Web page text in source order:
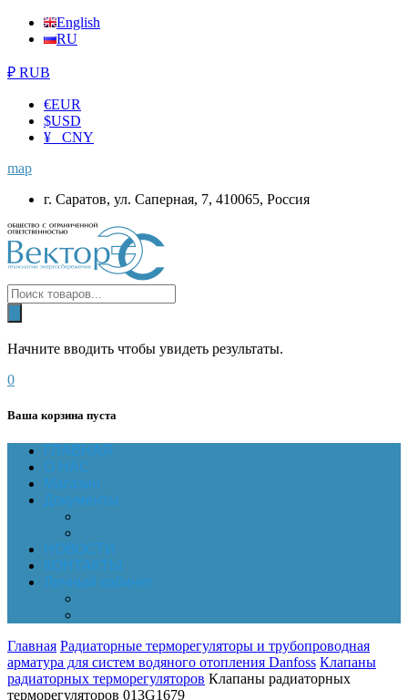
English
RU
₽ RUB
€EUR
$USD
¥ CNY
map
г. Саратов, ул. Саперная, 7, 410065, Россия
Начните вводить чтобы увидеть результаты.
0
Ваша корзина пуста
ГЛАВНАЯ
О НАС
Магазин
Документы
НОВОСТИ
КОНТАКТЫ
Личный кабинет
Главная Радиаторные терморегуляторы и трубопроводная
арматура для систем водяного отопления Danfoss Клапаны
радиаторных терморегуляторов Клапаны радиаторных
терморегуляторов 013G1679